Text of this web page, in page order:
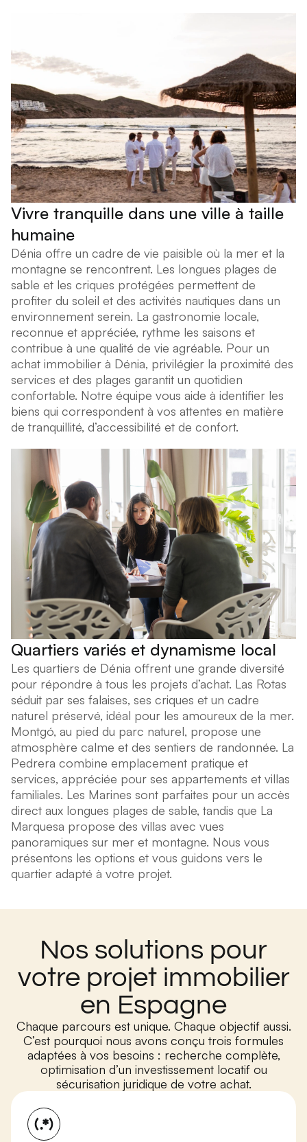
Vivre tranquille dans une ville à taille
humaine
Dénia offre un cadre de vie paisible où la mer et la
montagne se rencontrent. Les longues plages de
sable et les criques protégées permettent de
profiter du soleil et des activités nautiques dans un
environnement serein. La gastronomie locale,
reconnue et appréciée, rythme les saisons et
contribue à une qualité de vie agréable. Pour un
achat immobilier à Dénia, privilégier la proximité des
services et des plages garantit un quotidien
confortable. Notre équipe vous aide à identifier les
biens qui correspondent à vos attentes en matière
de tranquillité, d’accessibilité et de confort.
Quartiers variés et dynamisme local
Les quartiers de Dénia offrent une grande diversité
pour répondre à tous les projets d’achat. Las Rotas
séduit par ses falaises, ses criques et un cadre
naturel préservé, idéal pour les amoureux de la mer.
Montgó, au pied du parc naturel, propose une
atmosphère calme et des sentiers de randonnée. La
Pedrera combine emplacement pratique et
services, appréciée pour ses appartements et villas
familiales. Les Marines sont parfaites pour un accès
direct aux longues plages de sable, tandis que La
Marquesa propose des villas avec vues
panoramiques sur mer et montagne. Nous vous
présentons les options et vous guidons vers le
quartier adapté à votre projet.
Nos solutions pour
votre projet immobilier
en Espagne
Chaque parcours est unique. Chaque objectif aussi.
C’est pourquoi nous avons conçu trois formules
adaptées à vos besoins : recherche complète,
optimisation d’un investissement locatif ou
sécurisation juridique de votre achat.